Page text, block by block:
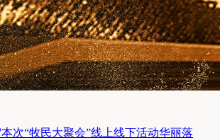
次“牧民大聚会”线上线下活动华丽落